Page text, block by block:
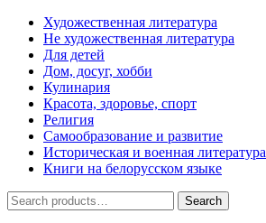
Художественная литература
Не художественная литература
Для детей
Дом, досуг, хобби
Кулинария
Красота, здоровье, спорт
Религия
Самообразование и развитие
Историческая и военная литература
Книги на белорусском языке
Search
for:
Search